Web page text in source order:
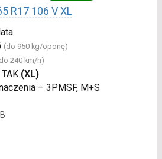
R17 106 V XL
(do 950 kg/oponę)
240 km/h)
(XL)
– 3PMSF, M+S